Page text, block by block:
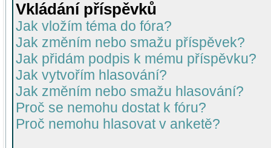
Vkládání příspěvků
Jak vložím téma do fóra?
Jak změním nebo smažu příspěvek?
Jak přidám podpis k mému příspěvku?
Jak vytvořím hlasování?
Jak změním nebo smažu hlasování?
Proč se nemohu dostat k fóru?
Proč nemohu hlasovat v anketě?